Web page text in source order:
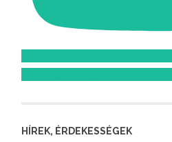
HÍREK, ÉRDEKESSÉGEK